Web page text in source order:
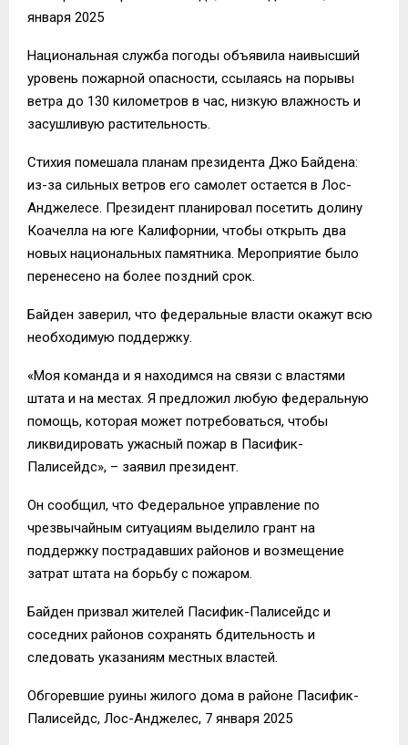
января 2025
Национальная служба погоды объявила наивысший
уровень пожарной опасности, ссылаясь на порывы
ветра до 130 километров в час, низкую влажность и
засушливую растительность.
Стихия помешала планам президента Джо Байдена:
из-за сильных ветров его самолет остается в Лос-
Анджелесе. Президент планировал посетить долину
Коачелла на юге Калифорнии, чтобы открыть два
новых национальных памятника. Мероприятие было
перенесено на более поздний срок.
Байден заверил, что федеральные власти окажут всю
необходимую поддержку.
«Моя команда и я находимся на связи с властями
штата и на местах. Я предложил любую федеральную
помощь, которая может потребоваться, чтобы
ликвидировать ужасный пожар в Пасифик-
Палисейдс», – заявил президент.
Он сообщил, что Федеральное управление по
чрезвычайным ситуациям выделило грант на
поддержку пострадавших районов и возмещение
затрат штата на борьбу с пожаром.
Байден призвал жителей Пасифик-Палисейдс и
соседних районов сохранять бдительность и
следовать указаниям местных властей.
Обгоревшие руины жилого дома в районе Пасифик-
Палисейдс, Лос-Анджелес, 7 января 2025